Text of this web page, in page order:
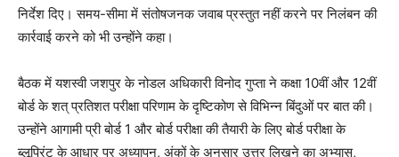
निर्देश दिए। समय-सीमा में संतोषजनक जवाब प्रस्तुत नहीं करने पर निलंबन की
कार्रवाई करने को भी उन्होंने कहा।
बैठक में यशस्वी जशपुर के नोडल अधिकारी विनोद गुप्ता ने कक्षा 10वीं और 12वीं
बोर्ड के शत् प्रतिशत परीक्षा परिणाम के दृष्टिकोण से विभिन्न बिंदुओं पर बात की।
उन्होंने आगामी प्री बोर्ड 1 और बोर्ड परीक्षा की तैयारी के लिए बोर्ड परीक्षा के
ब्लूप्रिंट के आधार पर अध्यापन, अंकों के अनुसार उत्तर लिखने का अभ्यास,